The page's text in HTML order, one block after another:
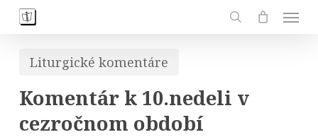
Skip
contentLiturgické komentáre
Komentár k 10.nedeli v
cezročnom období